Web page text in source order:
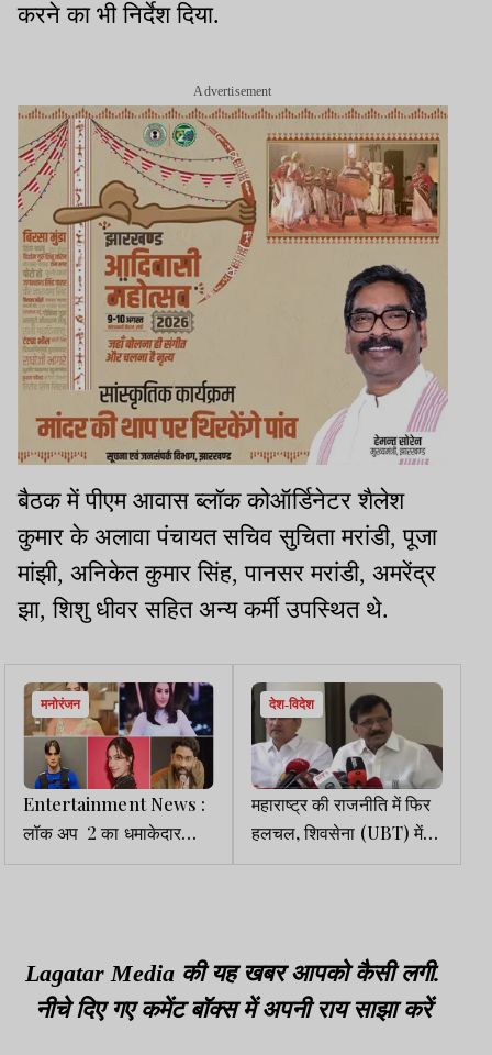
करने का भी निर्देश दिया.
Advertisement
बैठक में पीएम आवास ब्लॉक कोऑर्डिनेटर शैलेश
कुमार के अलावा पंचायत सचिव सुचिता मरांडी, पूजा
मांझी, अनिकेत कुमार सिंह, पानसर मरांडी, अमरेंद्र
झा, शिशु धीवर सहित अन्य कर्मी उपस्थित थे.
मनोरंजन
Entertainment News :
लॉक अप 2 का धमाकेदार
आगाज, सच या सजा के खेल में
देश-विदेश
महाराष्ट्र की राजनीति में फिर
हलचल, शिवसेना (UBT) में
टूट की अटकलें, संजय राउत ने
Lagatar Media की यह खबर आपको कैसी लगी.
नीचे दिए गए कमेंट बॉक्स में अपनी राय साझा करें